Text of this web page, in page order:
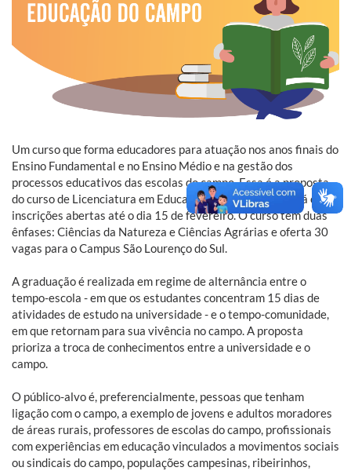
Um curso que forma educadores para atuação nos anos finais do
Ensino Fundamental e no Ensino Médio e na gestão dos
processos educativos das escolas do campo. Essa é a proposta
do curso de Licenciatura em Educação do Campo, que está com
inscrições abertas até o dia 15 de fevereiro. O curso tem duas
ênfases: Ciências da Natureza e Ciências Agrárias e oferta 30
vagas para o Campus São Lourenço do Sul.
A graduação é realizada em regime de alternância entre o
tempo-escola - em que os estudantes concentram 15 dias de
atividades de estudo na universidade - e o tempo-comunidade,
em que retornam para sua vivência no campo. A proposta
prioriza a troca de conhecimentos entre a universidade e o
campo.
O público-alvo é, preferencialmente, pessoas que tenham
ligação com o campo, a exemplo de jovens e adultos moradores
de áreas rurais, professores de escolas do campo, profissionais
com experiências em educação vinculados a movimentos sociais
ou sindicais do campo, populações campesinas, ribeirinhos,